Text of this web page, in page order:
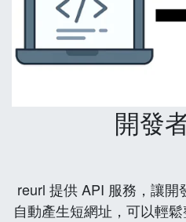
開發
reurl 提供 API 服務，讓
自動產生短網址，可以輕